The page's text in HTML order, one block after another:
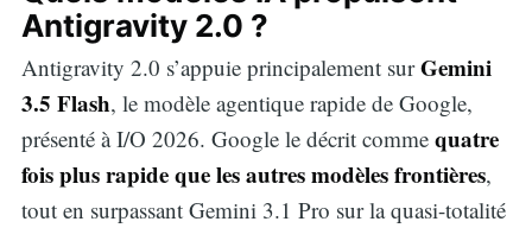
Antigravity 2.0 ?
Antigravity 2.0 s’appuie principalement surGemini
3.5 Flash, le modèle agentique rapide de Google,
présenté à I/O 2026. Google le décrit comme quatre
fois plus rapide que les autres modèles frontières,
tout en surpassant Gemini 3.1 Pro sur la quasi-totalité